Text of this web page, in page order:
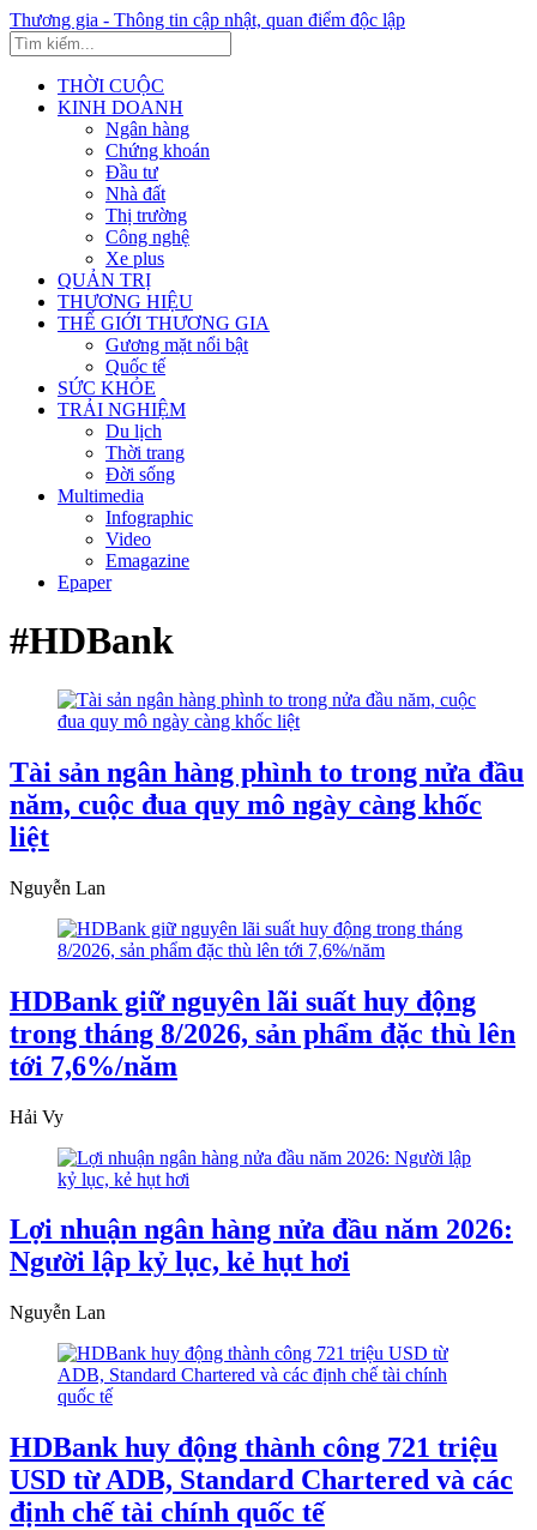
Thương gia - Thông tin cập nhật, quan điểm độc lập
THỜI CUỘC
KINH DOANH
Ngân hàng
Chứng khoán
Đầu tư
Nhà đất
Thị trường
Công nghệ
Xe plus
QUẢN TRỊ
THƯƠNG HIỆU
THẾ GIỚI THƯƠNG GIA
Gương mặt nổi bật
Quốc tế
SỨC KHỎE
TRẢI NGHIỆM
Du lịch
Thời trang
Đời sống
Multimedia
Infographic
Video
Emagazine
Epaper
#HDBank
Tài sản ngân hàng phình to trong nửa đầu
năm, cuộc đua quy mô ngày càng khốc
liệt
Nguyễn Lan
HDBank giữ nguyên lãi suất huy động
trong tháng 8/2026, sản phẩm đặc thù lên
tới 7,6%/năm
Hải Vy
Lợi nhuận ngân hàng nửa đầu năm 2026:
Người lập kỷ lục, kẻ hụt hơi
Nguyễn Lan
HDBank huy động thành công 721 triệu
USD từ ADB, Standard Chartered và các
định chế tài chính quốc tế